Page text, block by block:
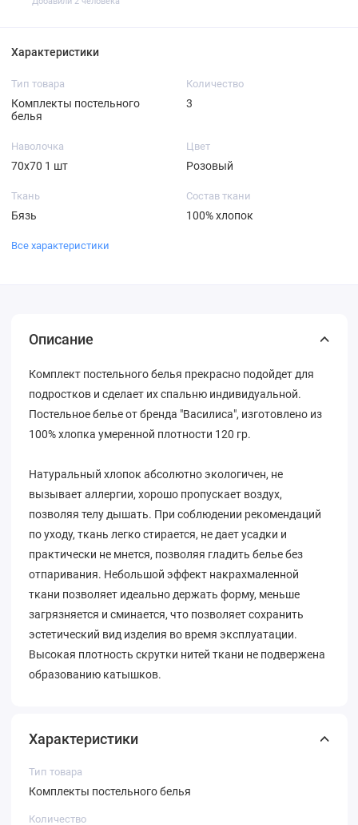
Характеристики
Тип товара
Комплекты постельного
белья
Количество
3
Наволочка
70х70 1 шт
Цвет
Розовый
Ткань
Бязь
Состав ткани
100% хлопок
Все характеристики
Описание
Комплект постельного белья прекрасно подойдет для
подростков и сделает их спальню индивидуальной.
Постельное белье от бренда "Василиса", изготовлено из
100% хлопка умеренной плотности 120 гр.
Натуральный хлопок абсолютно экологичен, не
вызывает аллергии, хорошо пропускает воздух,
позволяя телу дышать. При соблюдении рекомендаций
по уходу, ткань легко стирается, не дает усадки и
практически не мнется, позволяя гладить белье без
отпаривания. Небольшой эффект накрахмаленной
ткани позволяет идеально держать форму, меньше
загрязняется и сминается, что позволяет сохранить
эстетический вид изделия во время эксплуатации.
Высокая плотность скрутки нитей ткани не подвержена
образованию катышков.
Характеристики
Тип товара
Комплекты постельного белья
Количество